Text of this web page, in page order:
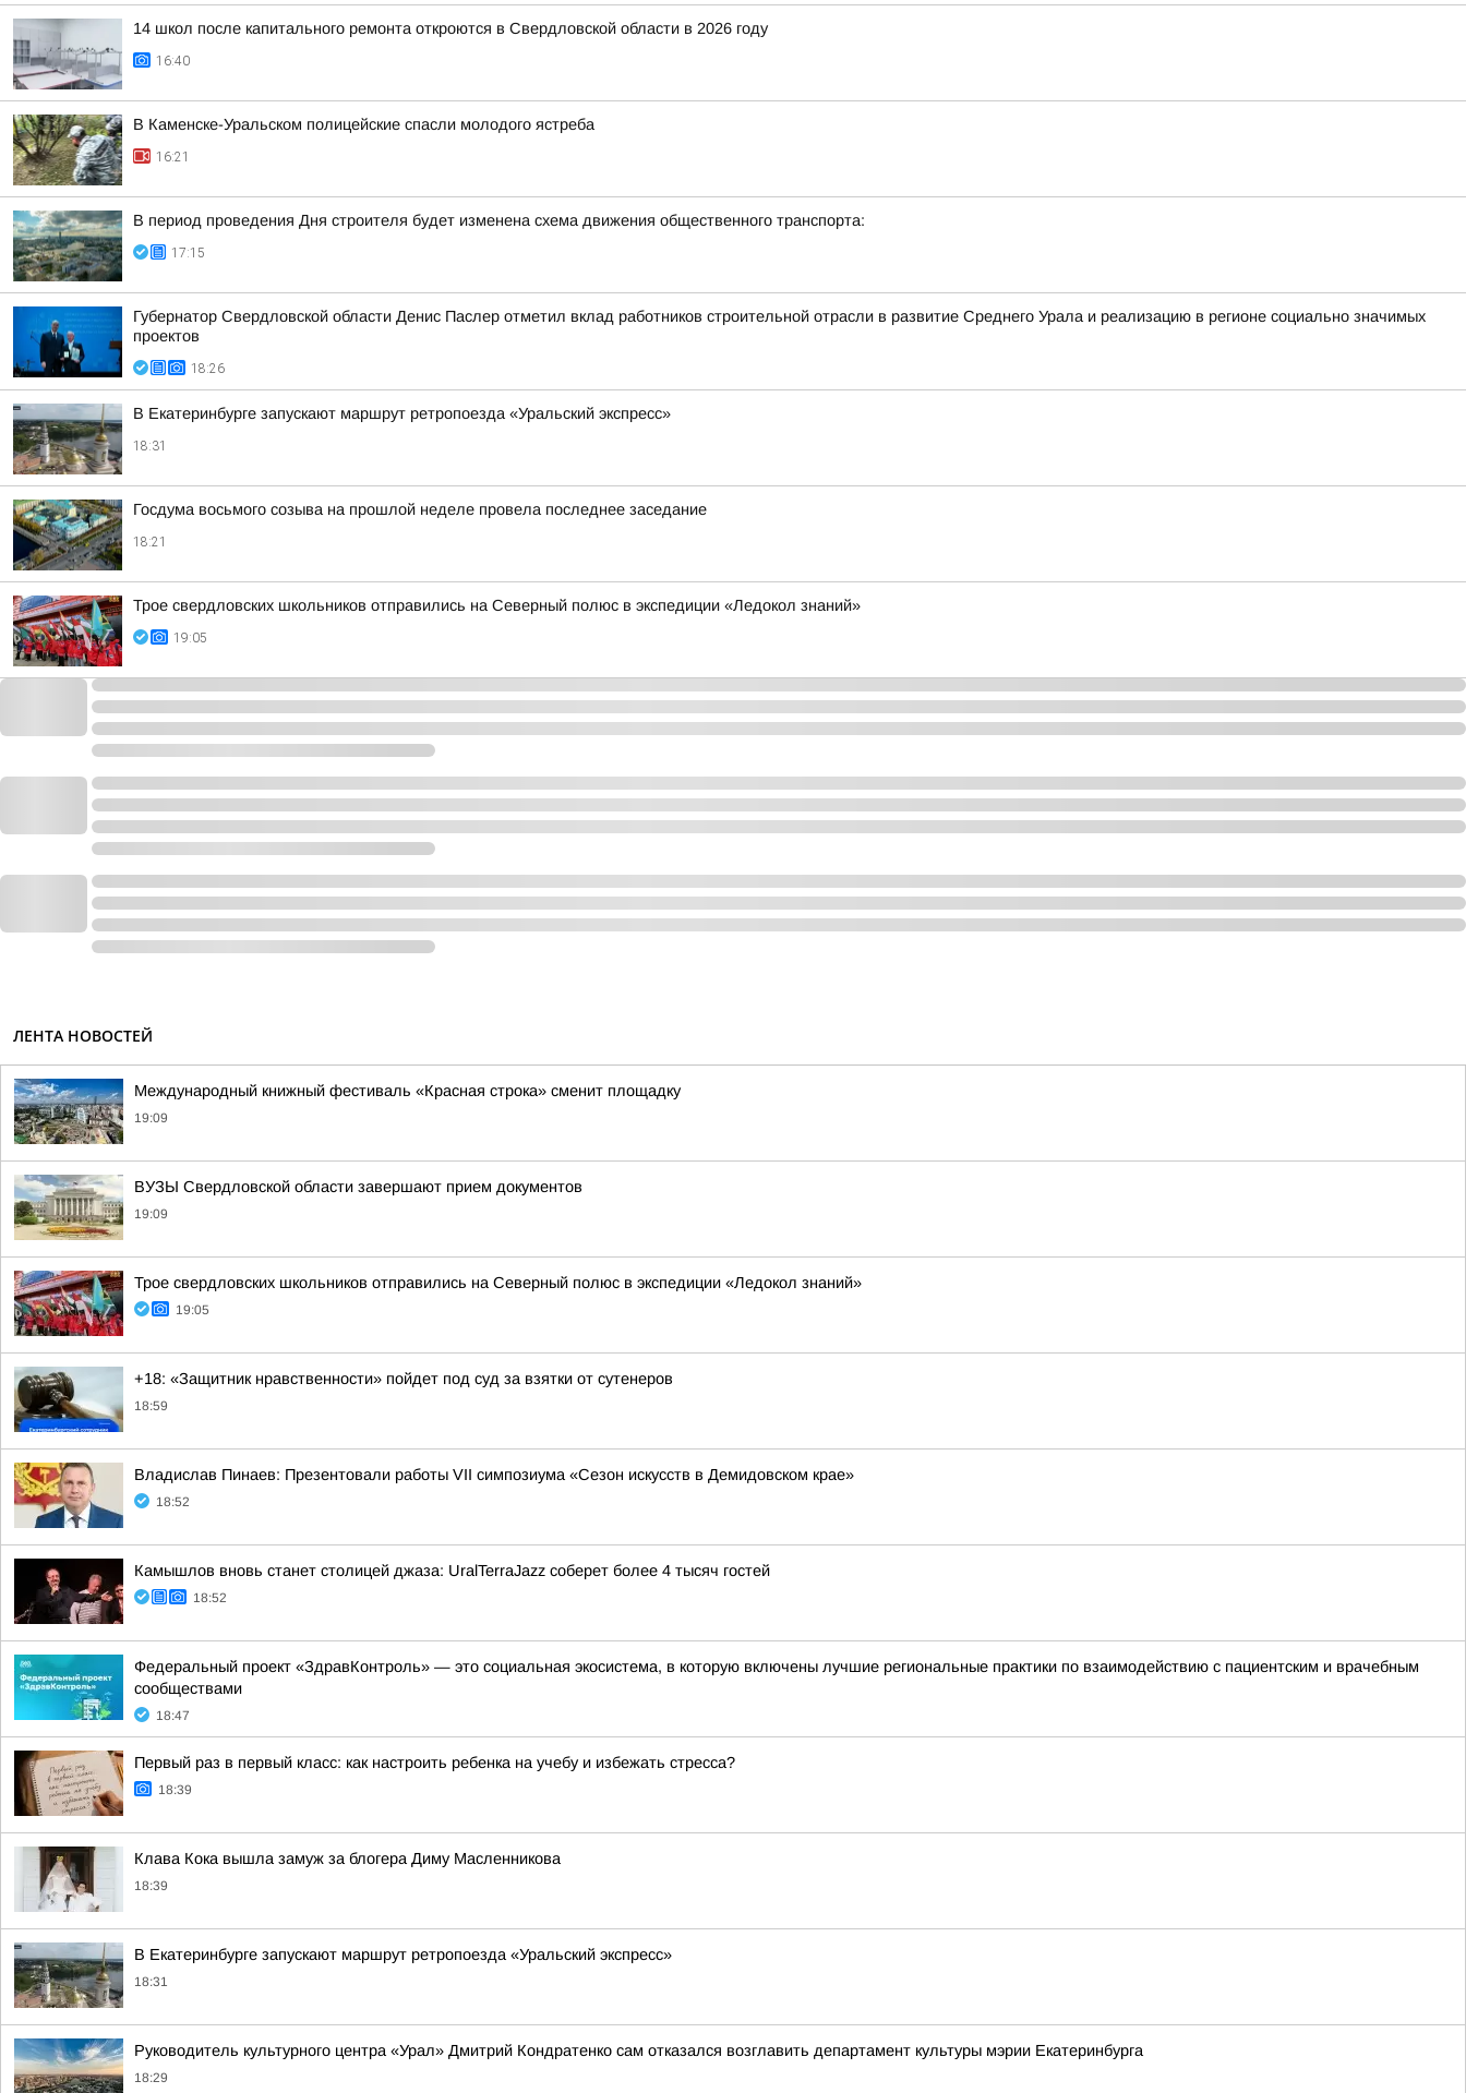
14 школ после капитального ремонта откроются в Свердловской области в 2026 году
16:40
В Каменске-Уральском полицейские спасли молодого ястреба
16:21
В период проведения Дня строителя будет изменена схема движения общественного транспорта:
17:15
Губернатор Свердловской области Денис Паслер отметил вклад работников строительной отрасли в развитие Среднего Урала и реализацию в регионе социально значимых
проектов
18:26
В Екатеринбурге запускают маршрут ретропоезда «Уральский экспресс»
18:31
Госдума восьмого созыва на прошлой неделе провела последнее заседание
18:21
Трое свердловских школьников отправились на Северный полюс в экспедиции «Ледокол знаний»
19:05
ЛЕНТА НОВОСТЕЙ
Международный книжный фестиваль «Красная строка» сменит площадку
19:09
ВУЗЫ Свердловской области завершают прием документов
19:09
Трое свердловских школьников отправились на Северный полюс в экспедиции «Ледокол знаний»
19:05
+18: «Защитник нравственности» пойдет под суд за взятки от сутенеров
18:59
Владислав Пинаев: Презентовали работы VII симпозиума «Сезон искусств в Демидовском крае»
18:52
Камышлов вновь станет столицей джаза: UralTerraJazz соберет более 4 тысяч гостей
18:52
Федеральный проект «ЗдравКонтроль» — это социальная экосистема, в которую включены лучшие региональные практики по взаимодействию с пациентским и врачебным
сообществами
18:47
Первый раз в первый класс: как настроить ребенка на учебу и избежать стресса?
18:39
Клава Кока вышла замуж за блогера Диму Масленникова
18:39
В Екатеринбурге запускают маршрут ретропоезда «Уральский экспресс»
18:31
Руководитель культурного центра «Урал» Дмитрий Кондратенко сам отказался возглавить департамент культуры мэрии Екатеринбурга
18:29